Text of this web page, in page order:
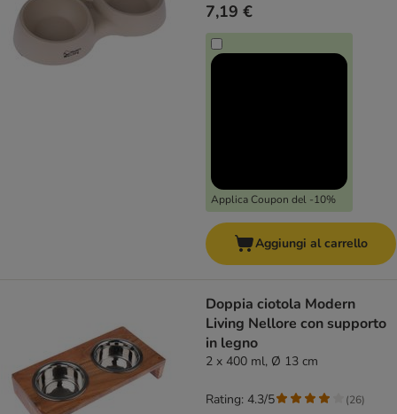
7,19 €
Applica Coupon del -10%
Aggiungi al carrello
Doppia ciotola Modern
Living Nellore con supporto
in legno
2 x 400 ml, Ø 13 cm
Rating: 4.3/5 (26)